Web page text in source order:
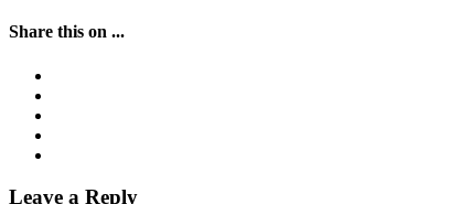
Share this on ...
Leave a Reply